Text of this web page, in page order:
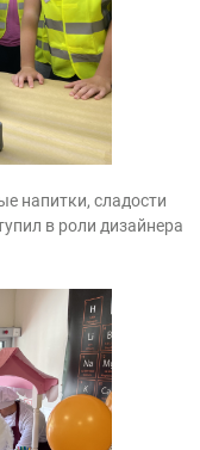
напитки, сладости
в роли дизайнера